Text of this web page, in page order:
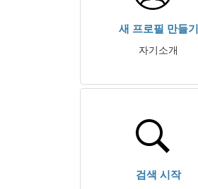
새 프로필 만들기
자기소개
검색 시작